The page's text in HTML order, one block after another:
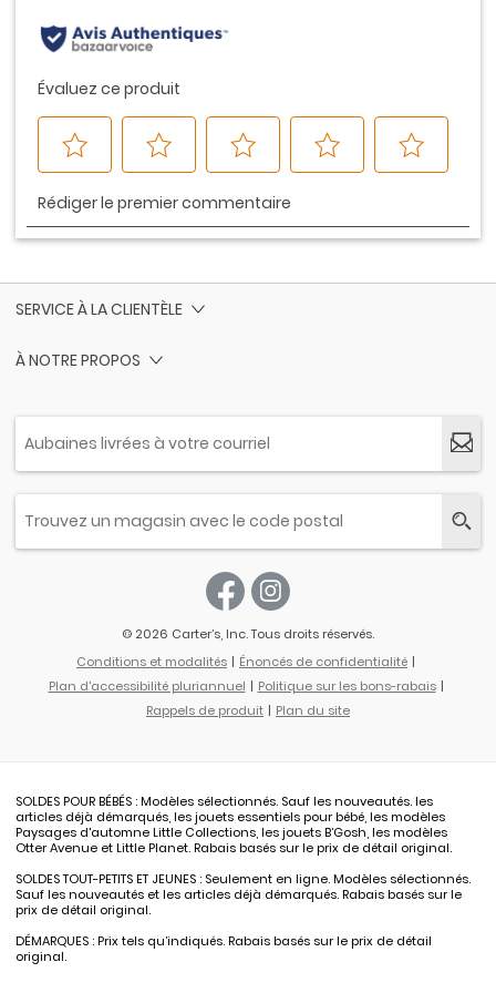
SERVICE À LA CLIENTÈLE
À NOTRE PROPOS
© 2026 Carter’s, Inc. Tous droits réservés.
Conditions et modalités
Énoncés de confidentialité
Plan d'accessibilité pluriannuel
Politique sur les bons-rabais
Rappels de produit
Plan du site
SOLDES POUR BÉBÉS : Modèles sélectionnés. Sauf les nouveautés. les
articles déjà démarqués, les jouets essentiels pour bébé, les modèles
Paysages d'automne Little Collections, les jouets B’Gosh, les modèles
Otter Avenue et Little Planet. Rabais basés sur le prix de détail original.
SOLDES TOUT-PETITS ET JEUNES : Seulement en ligne. Modèles sélectionnés.
Sauf les nouveautés et les articles déjà démarqués. Rabais basés sur le
prix de détail original.
DÉMARQUES : Prix tels qu’indiqués. Rabais basés sur le prix de détail
original.